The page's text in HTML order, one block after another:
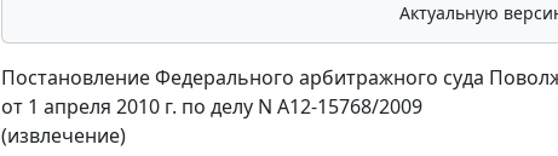
Актуальную
Постановление Федерального арбитражного суда
от 1 апреля 2010 г. по делу N А12-15768/2009
(извлечение)